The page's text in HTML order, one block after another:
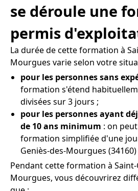
se déroule une
permis
La durée de cette formation à
Mourgues varie selon votre
pour les personnes sans
formation s'étend
divisées sur 3 jours ;
pour les personnes ayant
de 10 ans minimum : on
formation simplifiée d'une
Geniès-des-Mourgues (34160)
Pendant cette formation à Saint-
Mourgues, vous découvrirez